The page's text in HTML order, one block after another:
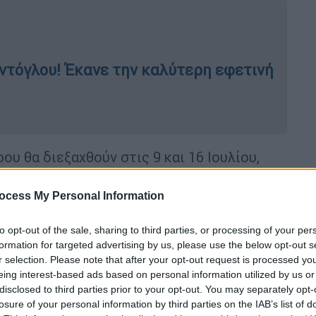
My Personal Information
opt-out of the sale, sharing to third parties, or processing of your
for targeted advertising by us, please use the below opt-out
selection. Please note that after your opt-out request is processed
interest-based ads based on personal information utilized by us
to third parties prior to your opt-out. You may separately
of your personal information by third parties on the IAB’s list of
Έκανε την καλύτερη εφετινή
θα διεξαχθούν στις 9 και 16 Ιουλίου,
Ιουνίου, μία ημέρα πριν από την
στις 17/6. Στον πρώτο γύρο, έξι
με τα ζευγάρια που θα προκύψουν να
2ου προκριματικού, είτε στους
με το ranking των ομάδων.